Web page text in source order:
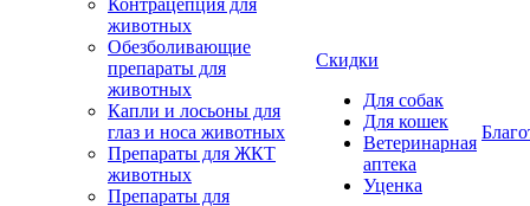
Контрацепция для
животных
Обезболивающие
препараты для
животных
Капли и лосьоны для
глаз и носа животных
Препараты для ЖКТ
животных
Препараты для
Скидки
Для собак
Для кошек
Ветеринарная
аптека
Уценка